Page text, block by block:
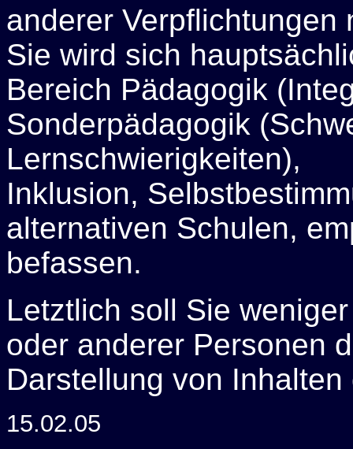
anderer Verpflichtungen
Sie wird sich
Bereich Pädagogik
Sonderpädagogik
Lernschwierigkeiten),
Inklusion,
alternativen Schulen,
befassen.
Letztlich soll Sie
oder anderer Personen
Darstellung von
15.02.05